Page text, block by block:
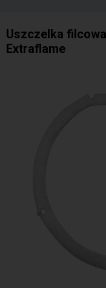
Uszczelka
Extraflame